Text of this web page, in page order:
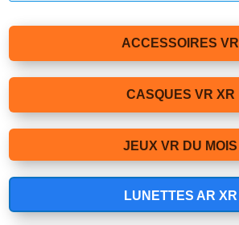
ACCESSOIRES VR
CASQUES VR XR
JEUX VR DU MOIS
LUNETTES AR XR